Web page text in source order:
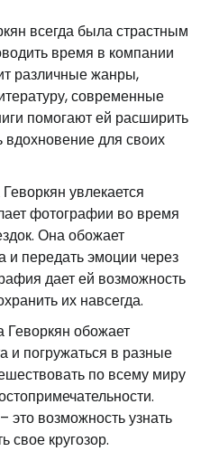
всегда была страстным
время в компании
различные жанры,
современные
помогают ей расширить
вдохновение для своих
увлекается
фотографии во время
Она обожает
и передать эмоции через
дает ей возможность
их навсегда.
Геворкян обожает
и погружаться в разные
по всему миру
это возможность узнать
свое кругозор.